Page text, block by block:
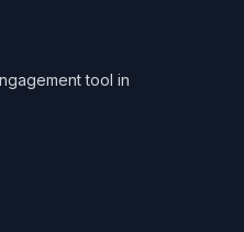
tool in